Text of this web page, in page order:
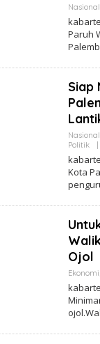
Nasional
Paruh
Siap
Nasional
Politik
Kota
Ojol
Ekonomi